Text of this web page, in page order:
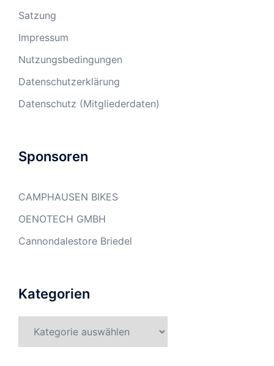
Satzung
Impressum
Nutzungsbedingungen
Datenschutzerklärung
Datenschutz (Mitgliederdaten)
Sponsoren
CAMPHAUSEN BIKES
OENOTECH GMBH
Cannondalestore Briedel
Kategorien